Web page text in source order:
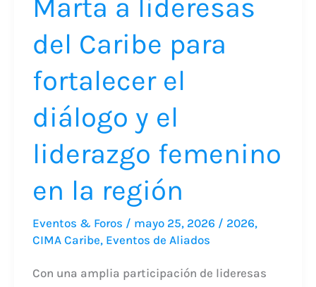
Marta a lideresas
del Caribe para
fortalecer el
diálogo y el
liderazgo femenino
en la región
Eventos & Foros / mayo 25, 2026 / 2026,
CIMA Caribe, Eventos de Aliados
Con una amplia participación de lideresas
el
y
el
liderazgo
femenino
la
región